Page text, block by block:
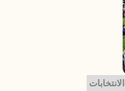
الانتخابات